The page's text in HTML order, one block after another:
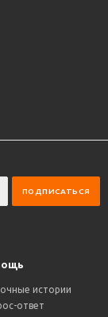
истории
ответ